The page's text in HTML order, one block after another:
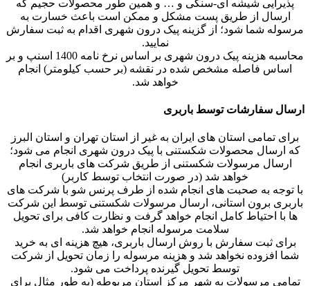
پذیرایی شیشه ای-سنگی و … و همین طور محصولات حجیم که
ارسال از طریق پست مشکل و ممکن است باعث خسارت به
مرسوله شما شود؛ از گزینه پیک درون شهری اقدام به ثبت سفارش
نمایید.
محاسبه هزینه پیک درون شهری بر اساس نرخ نامه 1400 اسنپ و بر
اساس فاصله مشخص شده در نقشه (بر حسب کیلومتر) انجام
خواهد شد.
ارسال سفارشات توسط باربری
برای تمامی استان های ایران به غیر از استان تهران و استان البرز
که ارسال محصولات شکستنی با پیک درون شهری انجام می شود؛
ارسال مرسولات شکستنی از طریق شرکت های باربری انجام
خواهد شد (در صورت انتخاب توسط کاربر)
با توجه به صحبت های انجام شده از طرف پرنس شو با شرکت های
باربری برون استانی، ارسال مرسولات شکستنی توسط این شرکت
ها با احتیاط کامل انجام خواهد گرفت و نظارت کافی برای تحویل
سلامت مرسوله انجام خواهد شد.
برای ثبت سفارش با روش ارسال باربری، هیچ هزینه ای به خرید
شما افزوده نخواهد شد و هزینه مرسوله را زمان تحویل از شرکت
توسط تحویل گیرنده پرداخت می شود.
تمامی مرسولات به شهر مرکز استان مربوطه (به طور مثال برای